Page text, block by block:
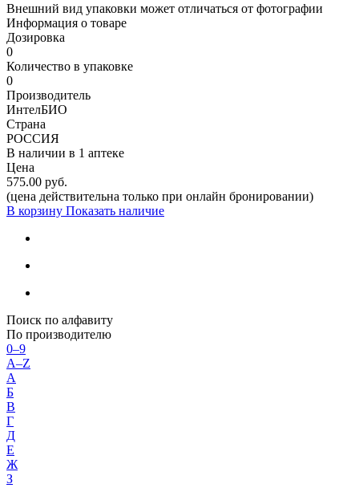
Внешний вид упаковки может отличаться от фотографии
Информация о товаре
Дозировка
0
Количество в упаковке
0
Производитель
ИнтелБИО
Страна
РОССИЯ
В наличии в 1 аптеке
Цена
575.00 руб.
(цена действительна только при онлайн бронировании)
В корзину Показать наличие
Поиск по алфавиту
По производителю
0–9
A–Z
А
Б
В
Г
Д
Е
Ж
З